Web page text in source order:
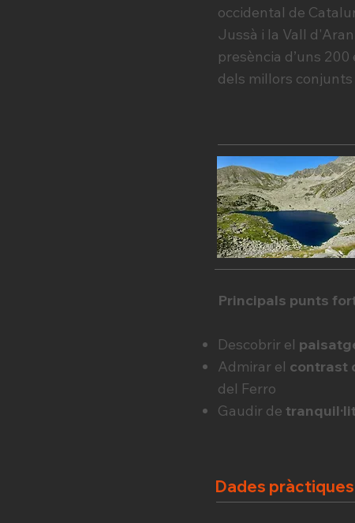
occidental de
Jussà i la Vall
presència d’uns
dels millors
Principals punts
Descobrir el
Admirar el contrast
del Ferro
Gaudir de
Dades pràctiques